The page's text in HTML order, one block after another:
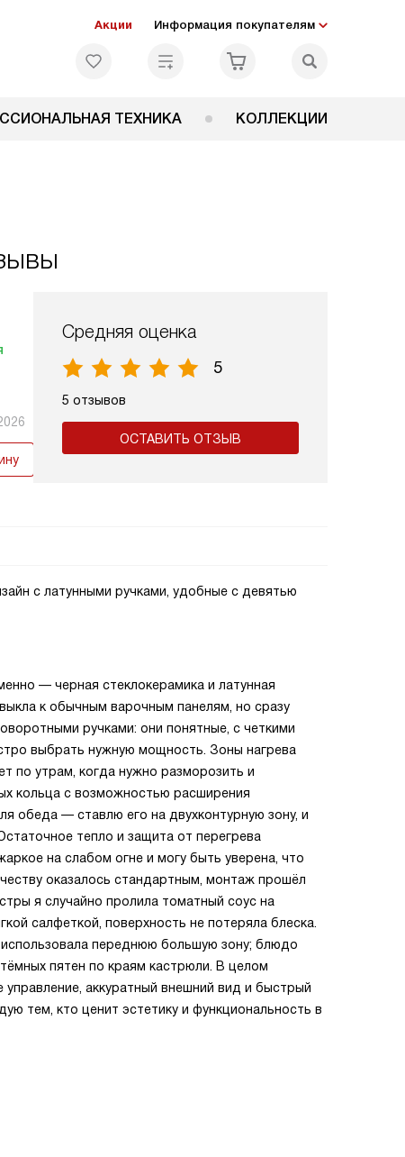
Акции Информация покупателям
ТЕХНИКА КОЛЛЕКЦИИ
Средняя оценка
5
5 отзывов
ОСТАВИТЬ ОТЗЫВ
с латунными ручками, удобные с девятью
— черная стеклокерамика и латунная
к обычным варочным панелям, но сразу
ручками: они понятные, с четкими
выбрать нужную мощность. Зоны нагрева
по утрам, когда нужно разморозить и
кольца с возможностью расширения
обеда — ставлю его на двухконтурную зону, и
тепло и защита от перегрева
на слабом огне и могу быть уверена, что
оказалось стандартным, монтаж прошёл
я случайно пролила томатный соус на
салфеткой, поверхность не потеряла блеска.
переднюю большую зону; блюдо
пятен по краям кастрюли. В целом
управление, аккуратный внешний вид и быстрый
тем, кто ценит эстетику и функциональность в